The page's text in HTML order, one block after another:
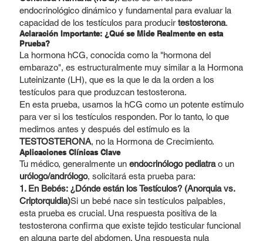
endocrinológico dinámico y fundamental para evaluar la
capacidad de los testículos para producir testosterona.
Aclaración Importante: ¿Qué se Mide Realmente en esta
Prueba?
La hormona hCG, conocida como la "hormona del
embarazo", es estructuralmente muy similar a la Hormona
Luteinizante (LH), que es la que le da la orden a los
testículos para que produzcan testosterona.
En esta prueba, usamos la hCG como un potente estímulo
para ver si los testículos responden. Por lo tanto, lo que
medimos antes y después del estímulo es la
TESTOSTERONA, no la Hormona de Crecimiento.
Aplicaciones Clínicas Clave
Tu médico, generalmente un endocrinólogo pediatrao un
urólogo/andrólogo, solicitará esta prueba para:
1. En Bebés: ¿Dónde están los Testículos? (Anorquia vs.
Criptorquidia)Si un bebé nace sin testículos palpables,
esta prueba es crucial. Una respuesta positiva de la
testosterona confirma que existe tejido testicular funcional
en alguna parte del abdomen. Una respuesta nula